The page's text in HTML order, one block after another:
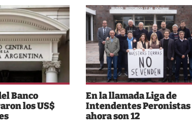
Banco
los US$
En la llamada Liga de
Intendentes Peronistas
ahora son 12